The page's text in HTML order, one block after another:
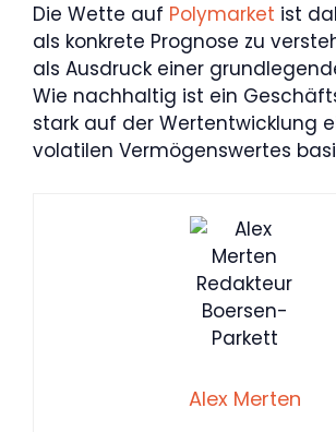
Die Wette auf Polymarket ist
als konkrete Prognose zu
als Ausdruck einer
Wie nachhaltig ist ein
stark auf der Wertentwicklung
volatilen Vermögenswertes
Alex Merten